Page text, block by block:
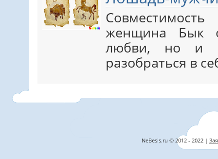
женщина Бык
любви, но и
разобраться в
NeBesis.ru © 2012 - 2022 |